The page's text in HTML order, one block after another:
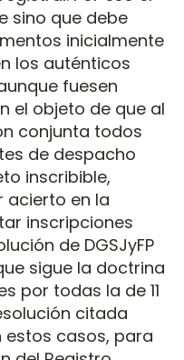
sino que debe
inicialmente
los auténticos
fuesen
el objeto de que al
conjunta todos
de despacho
inscribible,
acierto en la
inscripciones
de DGSJyFP
sigue la doctrina
por todas la de 11
citada
estos casos, para